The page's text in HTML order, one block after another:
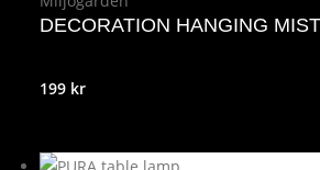
DECORATION HANGING
199 kr